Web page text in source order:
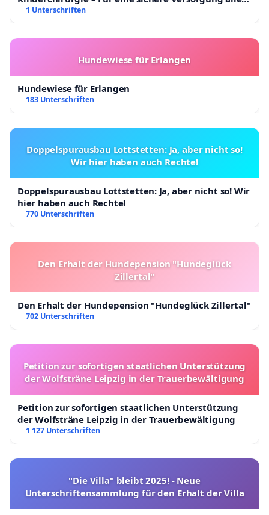
Kinder in Deutschland
1 Unterschriften
Hundewiese für Erlangen
Hundewiese für Erlangen
183 Unterschriften
Doppelspurausbau Lottstetten: Ja, aber nicht so!
Wir hier haben auch Rechte!
Doppelspurausbau Lottstetten: Ja, aber nicht so! Wir
hier haben auch Rechte!
770 Unterschriften
Den Erhalt der Hundepension "Hundeglück
Zillertal"
Den Erhalt der Hundepension "Hundeglück Zillertal"
702 Unterschriften
Petition zur sofortigen staatlichen Unterstützung
der Wolfsträne Leipzig in der Trauerbewältigung
Petition zur sofortigen staatlichen Unterstützung
der Wolfsträne Leipzig in der Trauerbewältigung
1 127 Unterschriften
"Die Villa" bleibt 2025! - Neue
Unterschriftensammlung für den Erhalt der Villa